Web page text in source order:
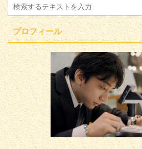
プロフィール